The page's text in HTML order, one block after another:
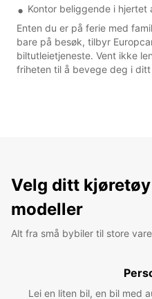
Kontor beliggende i hjertet
Enten du er på ferie med
bare på besøk, tilbyr
biltutleietjeneste. Vent ikke
friheten til å bevege deg i
Velg ditt
modeller
Alt fra små bybiler til store
Lei en liten bil, en bil med